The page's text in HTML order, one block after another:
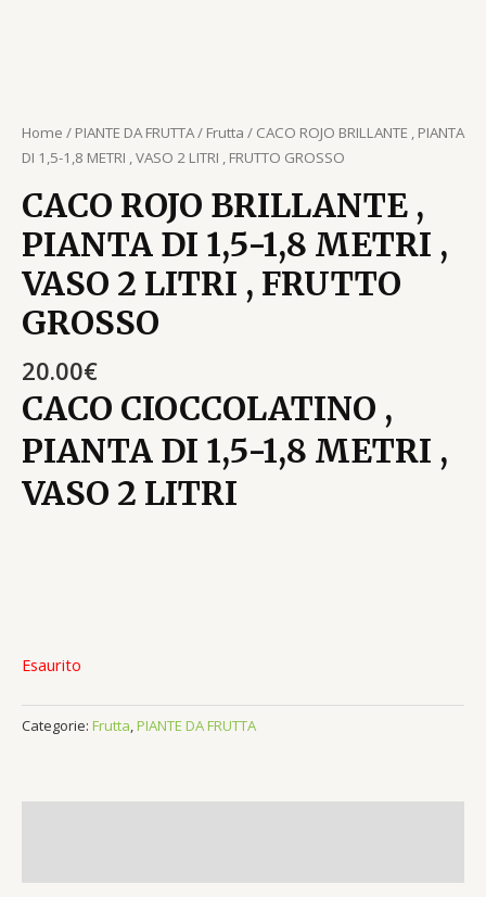
Home / PIANTE DA FRUTTA/ Frutta / CACO ROJO BRILLANTE , PIANTA
DI 1,5-1,8 METRI , VASO 2 LITRI , FRUTTO GROSSO
CACO ROJO BRILLANTE ,
PIANTA DI 1,5-1,8 METRI ,
VASO 2 LITRI , FRUTTO
GROSSO
20.00€
CACO CIOCCOLATINO ,
PIANTA DI 1,5-1,8 METRI ,
VASO 2 LITRI
Esaurito
Categorie: Frutta,PIANTE DA FRUTTA